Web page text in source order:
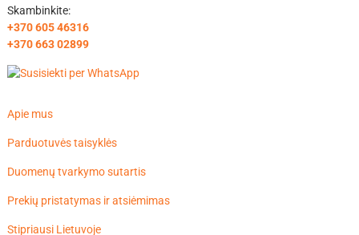
Skambinkite:
+370 605 46316
+370 663 02899
Apie mus
Parduotuvės taisyklės
Duomenų tvarkymo sutartis
Prekių pristatymas ir atsiėmimas
Stipriausi Lietuvoje